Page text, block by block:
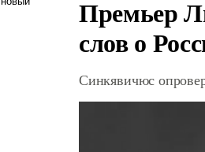
Премьер
слов о
Синкявичюс